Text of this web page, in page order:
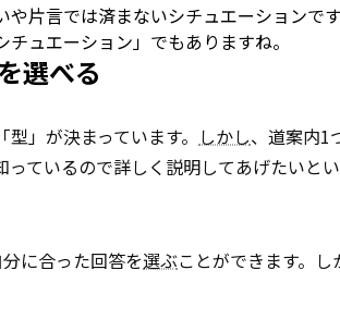
や片言では済まないシチュエーションで
ュエーション」でもありますね。
選べる
」が決まっています。 しかし、道案内1
ているので詳しく説明してあげたいと
に合った回答を選ぶことができます。